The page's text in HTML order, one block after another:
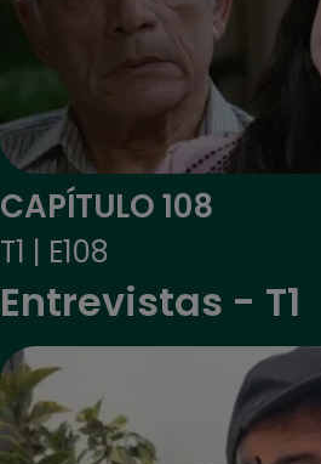
CAPÍTULO 108
T1 | E108
Entrevistas - T1